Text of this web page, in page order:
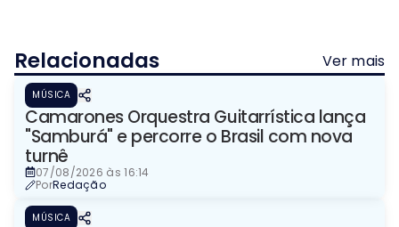
Relacionadas Ver mais
MÚSICA
Camarones Orquestra Guitarrística lança
"Samburá" e percorre o Brasil com nova
turnê
07/08/2026 às 16:14
PorRedação
MÚSICA